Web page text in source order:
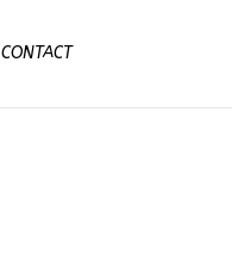
CONTACT